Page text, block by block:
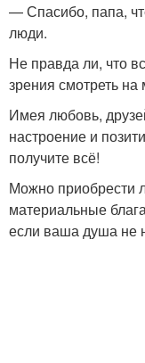
— Спасибо, папа,
люди.
Не правда ли, что
зрения смотреть на
Имея любовь,
настроение и
получите всё!
Можно
материальные
если ваша душа не